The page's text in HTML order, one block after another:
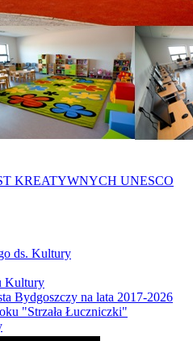
KREATYWNYCH UNESCO
ds. Kultury
Kultury
Bydgoszczy na lata 2017-2026
"Strzała Łuczniczki"